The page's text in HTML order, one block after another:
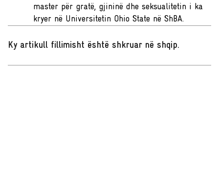
master për gratë, gjininë dhe seksualitetin i ka
kryer në Universitetin Ohio State në ShBA.
Ky artikull fillimisht është shkruar në shqip.